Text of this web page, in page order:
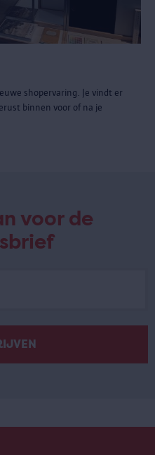
shopervaring. Je vindt er
binnen voor of na je
voor de